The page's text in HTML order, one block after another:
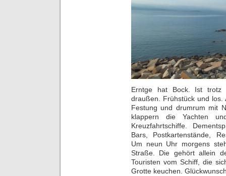
Erntge hat Bock. Ist trotz
draußen. Frühstück und los.
Festung und drumrum mit
klappern die Yachten
Kreuzfahrtschiffe.
Bars, Postkartenstände,
Um neun Uhr morgens
Straße. Die gehört allein
Touristen vom Schiff, die
Grotte keuchen.